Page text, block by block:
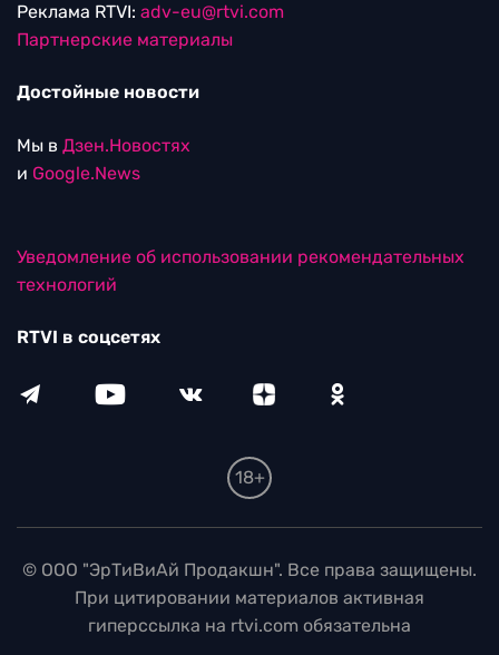
Реклама RTVI: adv-eu@rtvi.com
Партнерские материалы
Достойные новости
Мы в Дзен.Новостях
и Google.News
Уведомление об использовании рекомендательных
технологий
RTVI в соцсетях
18+
© ООО "ЭрТиВиАй Продакшн". Все права защищены.
При цитировании материалов активная
гиперссылка на rtvi.com обязательна